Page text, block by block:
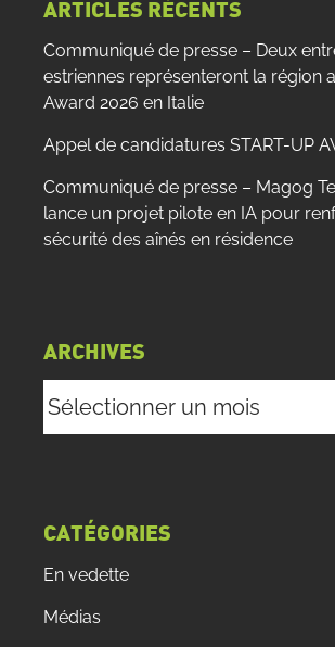
ARTICLES RÉCENTS
Communiqué de presse – Deux
estriennes représenteront la région
Award 2026 en Italie
Appel de candidatures START-UP
Communiqué de presse – Magog
lance un projet pilote en IA pour
sécurité des aînés en résidence
ARCHIVES
CATÉGORIES
En vedette
Médias